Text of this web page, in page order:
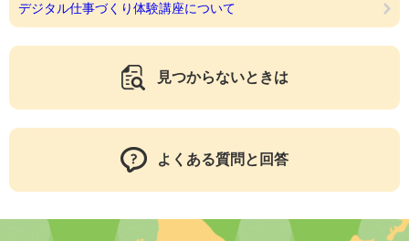
デジタル仕事づくり体験講座について
見つからないときは
よくある質問と回答